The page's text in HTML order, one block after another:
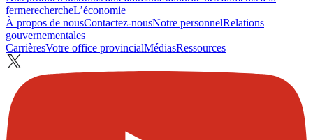
fermerechercheL’économie
À propos de nousContactez-nousNotre personnelRelations
gouvernementales
CarrièresVotre office provincialMédiasRessources